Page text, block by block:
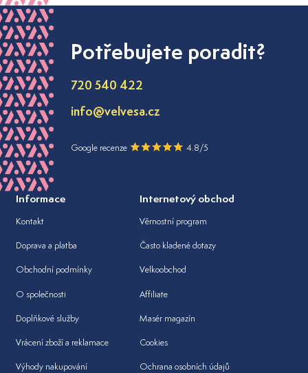
Potřebujete poradit?
720 540 422
info@velvesa.cz
Google recenze 4.8/5
Informace
Kontakt
Doprava a platba
Obchodní podmínky
O společnosti
Doplňkové služby
Vrácení zboží a reklamace
Výhody nakupování
Internetový obchod
Věrnostní program
Často kladené dotazy
Velkoobchod
Affiliate
Masér magazín
Cookies
Ochrana osobních údajů